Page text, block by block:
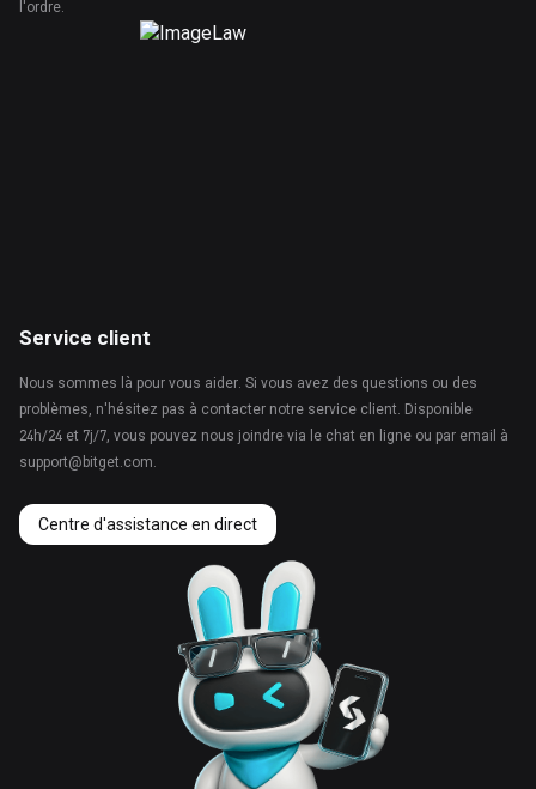
l'ordre.
Service client
Nous sommes là pour vous aider. Si vous avez des questions ou des
problèmes, n'hésitez pas à contacter notre service client. Disponible
24h/24 et 7j/7, vous pouvez nous joindre via le chat en ligne ou par email à
support@bitget.com.
Centre d'assistance en direct